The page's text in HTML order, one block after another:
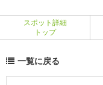
スポット詳細
トップ
一覧に戻る